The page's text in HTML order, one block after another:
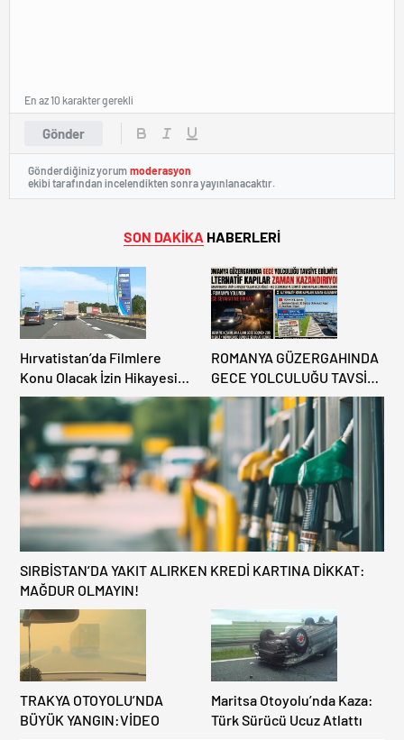
Gönder
En az 10 karakter gerekli
Gönderdiğiniz yorum moderasyon
ekibi tarafından incelendikten sonra yayınlanacaktır.
SON DAKİKA HABERLERİ
Hırvatistan’da Filmlere
Konu Olacak İzin Hikayesi:
Benzinlikte Eşini Unuttu!
ROMANYA GÜZERGAHINDA
GECE YOLCULUĞU TAVSİYE
EDİLMİYOR: ALTERNATİF
KAPILAR ZAMAN
KAZANDIRIYOR!
SIRBİSTAN’DA YAKIT ALIRKEN KREDİ KARTINA DİKKAT:
MAĞDUR OLMAYIN!
TRAKYA OTOYOLU’NDA
BÜYÜK YANGIN:VİDEO
Maritsa Otoyolu’nda Kaza:
Türk Sürücü Ucuz Atlattı